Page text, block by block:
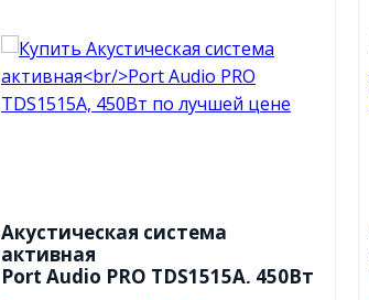
Акустическая система
активная
Port Audio PRO TDS1515A, 450Вт